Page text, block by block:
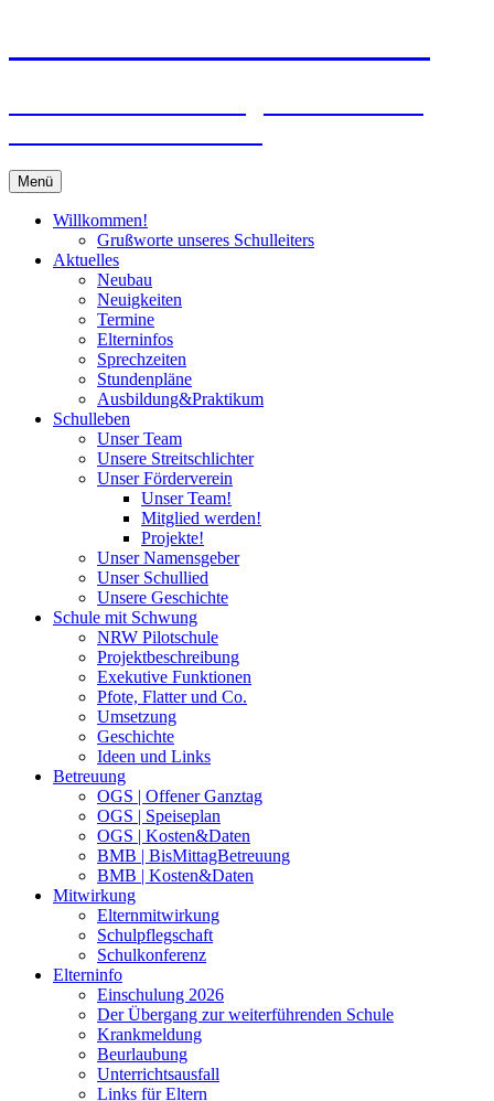
Menü
Willkommen!
Grußworte unseres Schulleiters
Aktuelles
Neubau
Neuigkeiten
Termine
Elterninfos
Sprechzeiten
Stundenpläne
Ausbildung&Praktikum
Schulleben
Unser Team
Unsere Streitschlichter
Unser Förderverein
Unser Team!
Mitglied werden!
Projekte!
Unser Namensgeber
Unser Schullied
Unsere Geschichte
Schule mit Schwung
NRW Pilotschule
Projektbeschreibung
Exekutive Funktionen
Pfote, Flatter und Co.
Umsetzung
Geschichte
Ideen und Links
Betreuung
OGS | Offener Ganztag
OGS | Speiseplan
OGS | Kosten&Daten
BMB | BisMittagBetreuung
BMB | Kosten&Daten
Mitwirkung
Elternmitwirkung
Schulpflegschaft
Schulkonferenz
Elterninfo
Einschulung 2026
Der Übergang zur weiterführenden Schule
Krankmeldung
Beurlaubung
Unterrichtsausfall
Links für Eltern